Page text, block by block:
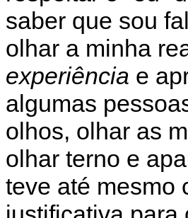
saber que sou
olhar a minha
experiência e
algumas
olhos, olhar as
olhar terno e
teve até mesmo